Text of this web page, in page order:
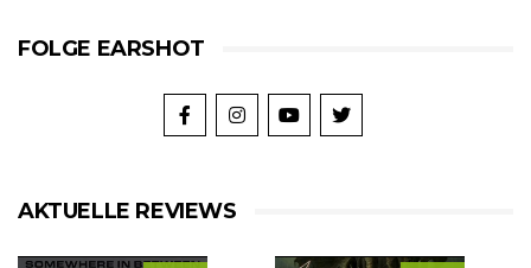
FOLGE EARSHOT
AKTUELLE REVIEWS